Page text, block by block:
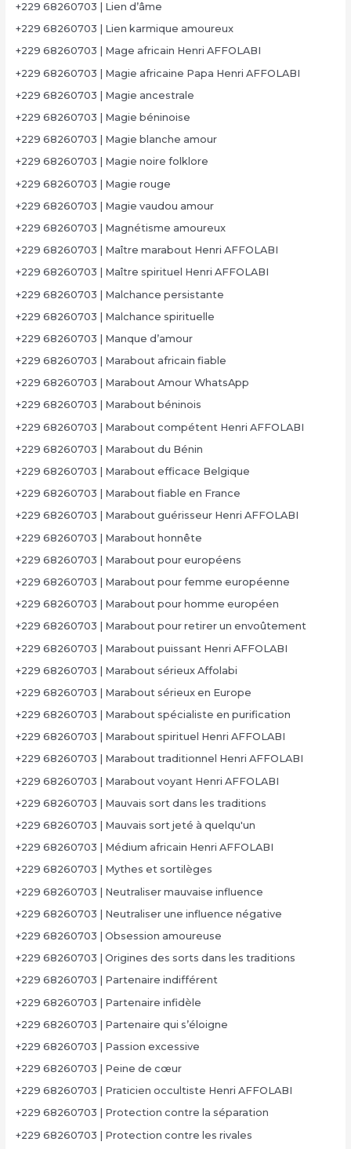
+229 68260703 | Lien d’âme
+229 68260703 | Lien karmique amoureux
+229 68260703 | Mage africain Henri AFFOLABI
+229 68260703 | Magie africaine Papa Henri AFFOLABI
+229 68260703 | Magie ancestrale
+229 68260703 | Magie béninoise
+229 68260703 | Magie blanche amour
+229 68260703 | Magie noire folklore
+229 68260703 | Magie rouge
+229 68260703 | Magie vaudou amour
+229 68260703 | Magnétisme amoureux
+229 68260703 | Maître marabout Henri AFFOLABI
+229 68260703 | Maître spirituel Henri AFFOLABI
+229 68260703 | Malchance persistante
+229 68260703 | Malchance spirituelle
+229 68260703 | Manque d’amour
+229 68260703 | Marabout africain fiable
+229 68260703 | Marabout Amour WhatsApp
+229 68260703 | Marabout béninois
+229 68260703 | Marabout compétent Henri AFFOLABI
+229 68260703 | Marabout du Bénin
+229 68260703 | Marabout efficace Belgique
+229 68260703 | Marabout fiable en France
+229 68260703 | Marabout guérisseur Henri AFFOLABI
+229 68260703 | Marabout honnête
+229 68260703 | Marabout pour européens
+229 68260703 | Marabout pour femme européenne
+229 68260703 | Marabout pour homme européen
+229 68260703 | Marabout pour retirer un envoûtement
+229 68260703 | Marabout puissant Henri AFFOLABI
+229 68260703 | Marabout sérieux Affolabi
+229 68260703 | Marabout sérieux en Europe
+229 68260703 | Marabout spécialiste en purification
+229 68260703 | Marabout spirituel Henri AFFOLABI
+229 68260703 | Marabout traditionnel Henri AFFOLABI
+229 68260703 | Marabout voyant Henri AFFOLABI
+229 68260703 | Mauvais sort dans les traditions
+229 68260703 | Mauvais sort jeté à quelqu'un
+229 68260703 | Médium africain Henri AFFOLABI
+229 68260703 | Mythes et sortilèges
+229 68260703 | Neutraliser mauvaise influence
+229 68260703 | Neutraliser une influence négative
+229 68260703 | Obsession amoureuse
+229 68260703 | Origines des sorts dans les traditions
+229 68260703 | Partenaire indifférent
+229 68260703 | Partenaire infidèle
+229 68260703 | Partenaire qui s’éloigne
+229 68260703 | Passion excessive
+229 68260703 | Peine de cœur
+229 68260703 | Praticien occultiste Henri AFFOLABI
+229 68260703 | Protection contre la séparation
+229 68260703 | Protection contre les rivales